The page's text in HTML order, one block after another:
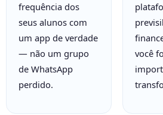
frequência dos
seus alunos com
um app de verdade
— não um grupo
de WhatsApp
perdido.
você